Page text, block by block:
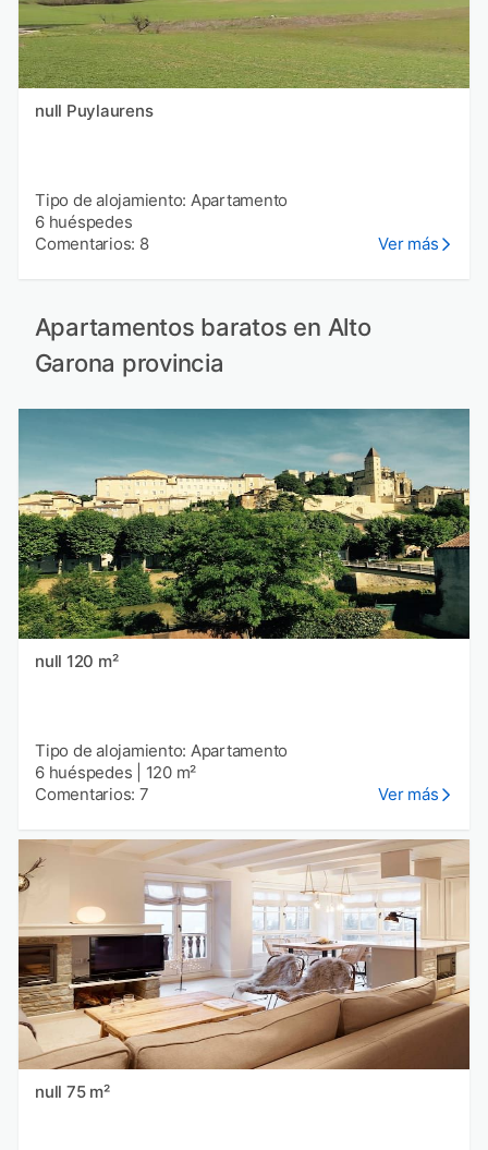
null Puylaurens
Tipo de alojamiento: Apartamento
6 huéspedes
Comentarios: 8
Ver más
Apartamentos baratos en Alto
Garona provincia
null 120 m²
Tipo de alojamiento: Apartamento
6 huéspedes
120 m²
Comentarios: 7
Ver más
null 75 m²